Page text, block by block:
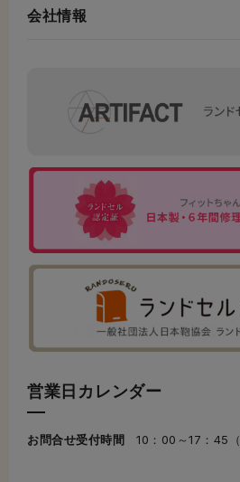
会社情報
営業日カレンダー
お問合せ受付時間 10：00～17：45（